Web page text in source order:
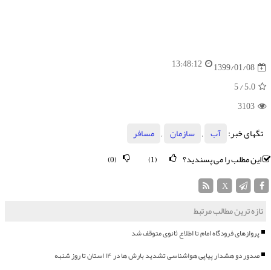
1399/01/08
13:48:12
5.0
/ 5
3103
تگهای خبر:
آب , سازمان ,
مسافر
این مطلب را می پسندید؟
(0)
تازه ترین مطالب مرتبط
پروازهای فرودگاه امام تا اطلاع ثانوی متوقف شد
صدور دو هشدار پیاپی هواشناسی تشدید بارش ها در ۱۴ استان تا روز شنبه